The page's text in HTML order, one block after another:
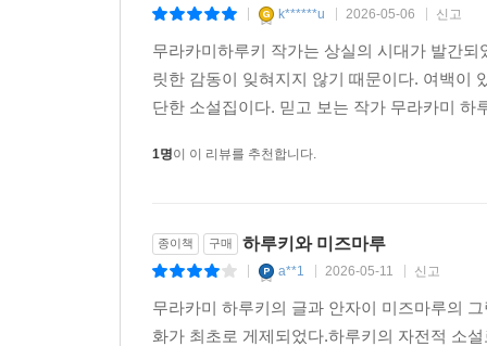
k******u 2026-05-06 신고
무라카미하루키 작가는 상실의 시대가 발간
릿한 감동이 잊혀지지 않기 때문이다. 여백이
단한 소설집이다. 믿고 보는 작가 무라카미
1명이 이 리뷰를 추천합니다.
종이책 구매 하루키와 미즈마루
a**1 2026-05-11 신고
무라카미 하루키의 글과 안자이 미즈마루의
화가 최초로 게제되었다.하루키의 자전적 소